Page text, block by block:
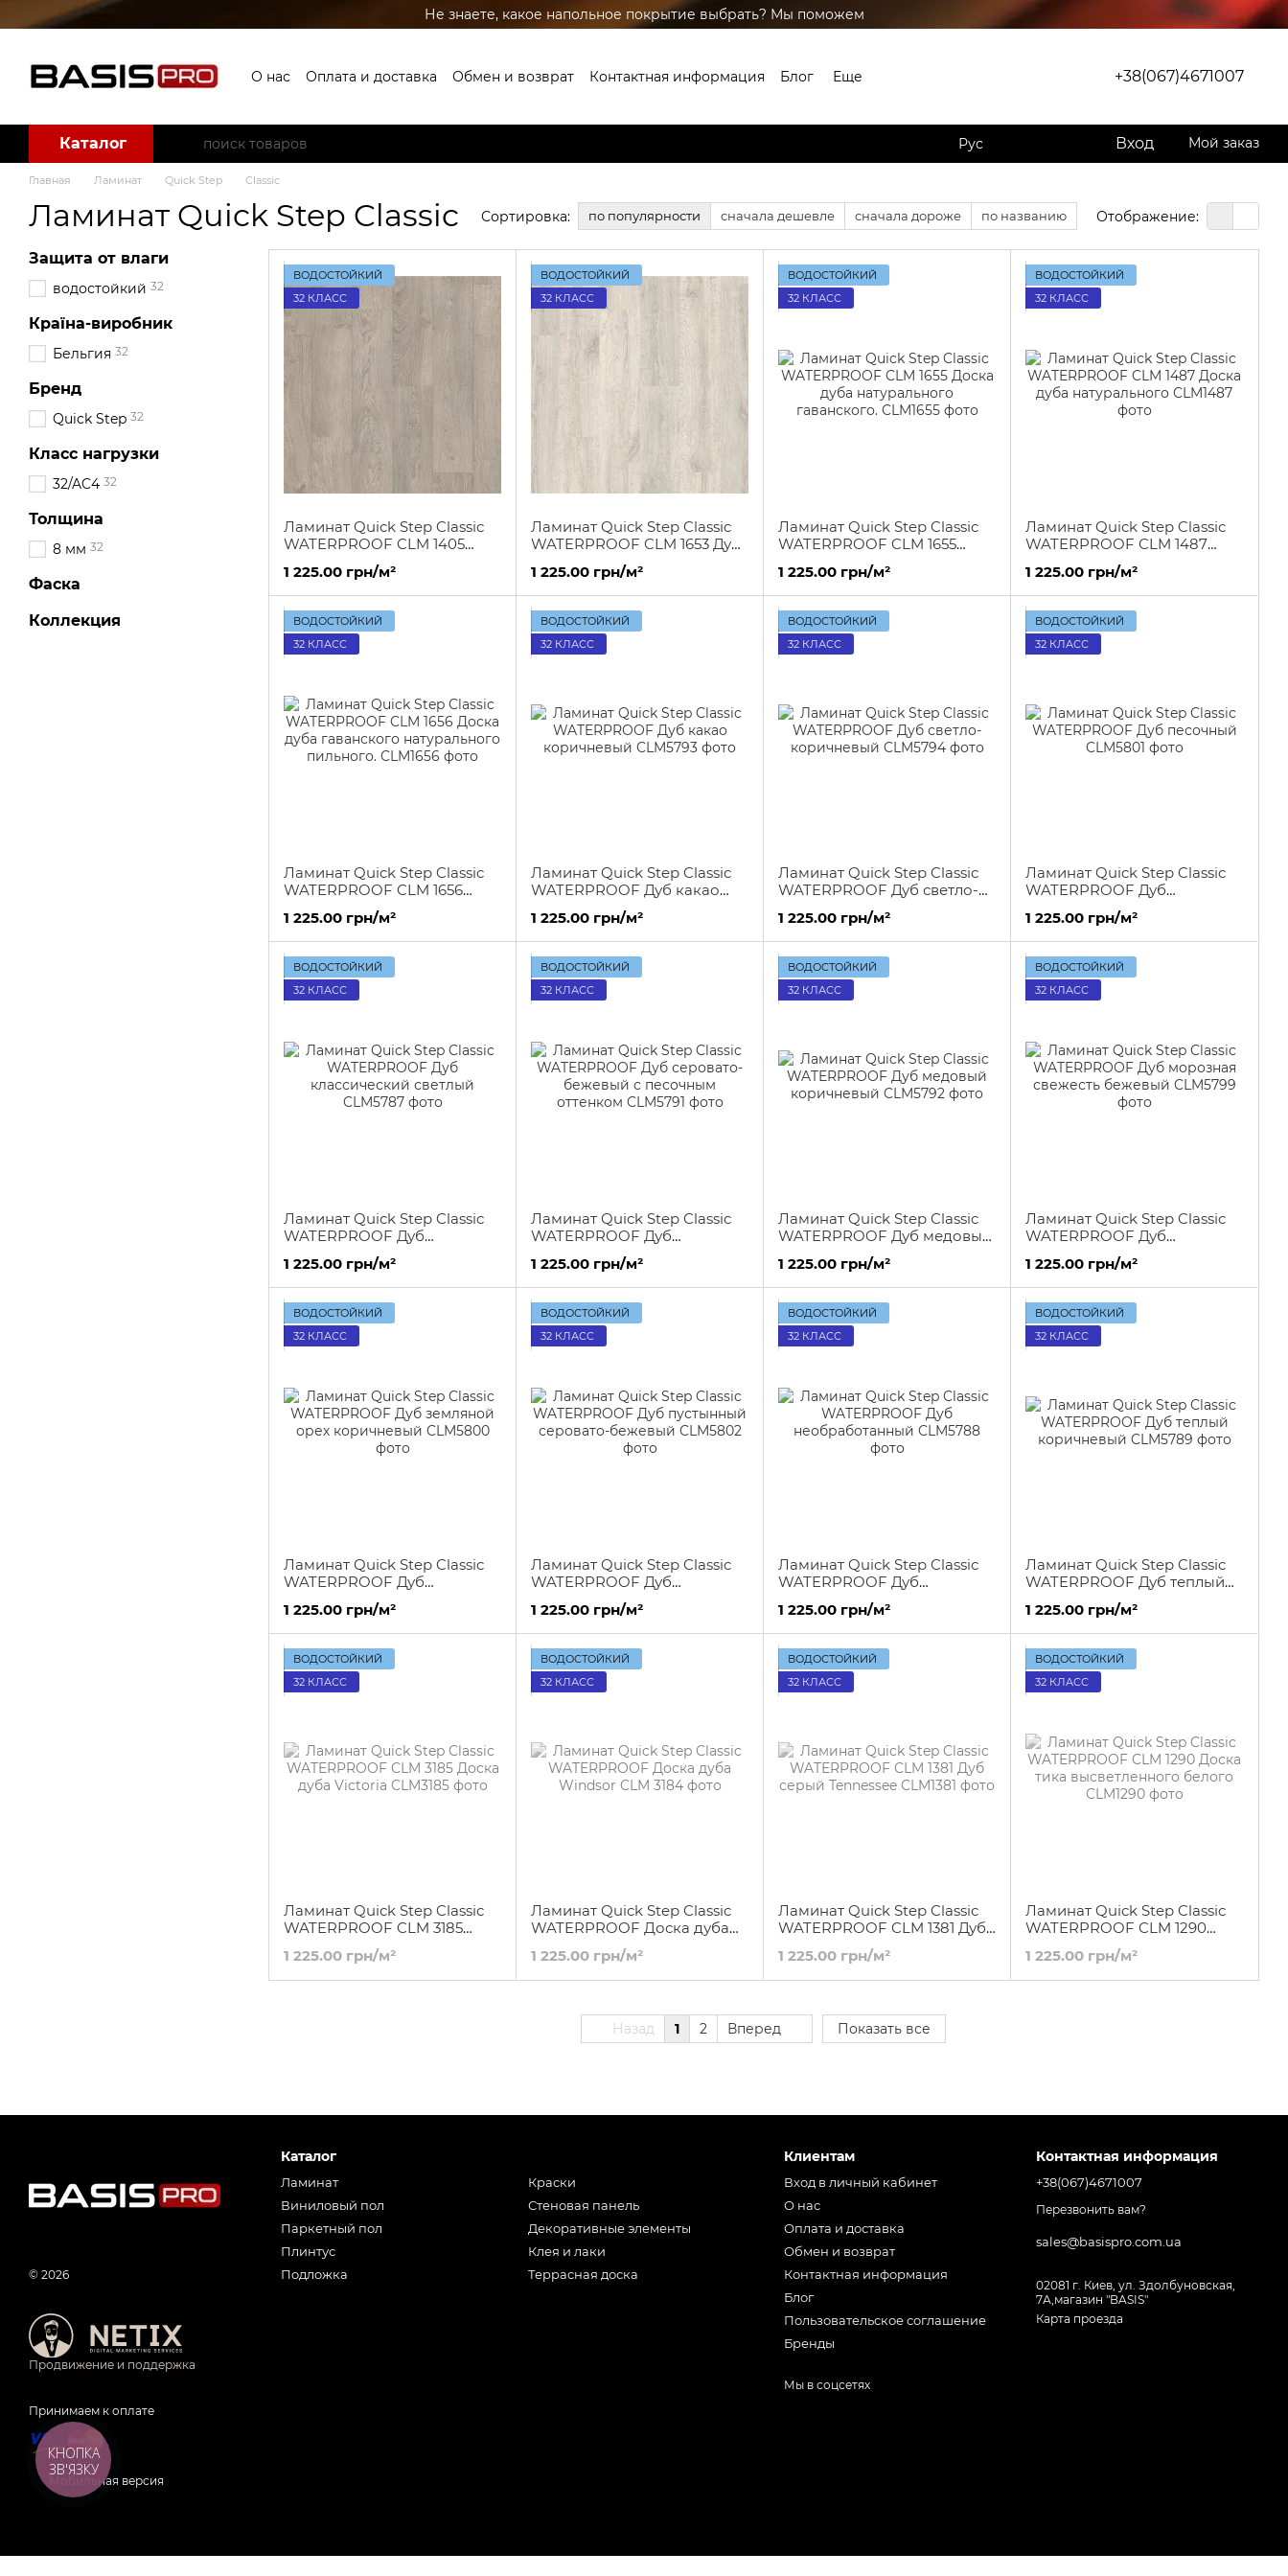
Перейти к основному контенту Не знаете, какое напольное покрытие выбрать? Мы поможем
О нас Оплата и доставка Обмен и возврат Контактная информация Блог Еще +38(067)4671007
Каталог Рус Вход Мой заказ
Главная Ламинат Quick Step Classic
Ламинат Quick Step Classic Сортировка: по популярности сначала дешевле сначала дороже по названию Отображение:
ВОДОСТОЙКИЙ
32 КЛАСС
Ламинат Quick Step Classic
WATERPROOF CLM 1405
Доска дуба старого светло-
серого
1 225.00 грн/м²
ВОДОСТОЙКИЙ
32 КЛАСС
Ламинат Quick Step Classic
WATERPROOF CLM 1653 Дуб
реставрированный белая
патина
1 225.00 грн/м²
ВОДОСТОЙКИЙ
32 КЛАСС
Ламинат Quick Step Classic
WATERPROOF CLM 1655
Доска дуба натурального
гаванского.
1 225.00 грн/м²
ВОДОСТОЙКИЙ
32 КЛАСС
Ламинат Quick Step Classic
WATERPROOF CLM 1487
Доска дуба натурального
1 225.00 грн/м²
ВОДОСТОЙКИЙ
32 КЛАСС
Ламинат Quick Step Classic
WATERPROOF CLM 1656
Доска дуба гаванского
натурального пильного.
1 225.00 грн/м²
ВОДОСТОЙКИЙ
32 КЛАСС
Ламинат Quick Step Classic
WATERPROOF Дуб какао
коричневый
1 225.00 грн/м²
ВОДОСТОЙКИЙ
32 КЛАСС
Ламинат Quick Step Classic
WATERPROOF Дуб светло-
коричневый
1 225.00 грн/м²
ВОДОСТОЙКИЙ
32 КЛАСС
Ламинат Quick Step Classic
WATERPROOF Дуб
1 225.00 грн/м²
ВОДОСТОЙКИЙ
32 КЛАСС
Ламинат Quick Step Classic
WATERPROOF Дуб
классический светлый
1 225.00 грн/м²
ВОДОСТОЙКИЙ
32 КЛАСС
Ламинат Quick Step Classic
WATERPROOF Дуб
серовато-бежевый с
песочным оттенком
1 225.00 грн/м²
ВОДОСТОЙКИЙ
32 КЛАСС
Ламинат Quick Step Classic
WATERPROOF Дуб медовый
коричневый
1 225.00 грн/м²
ВОДОСТОЙКИЙ
32 КЛАСС
Ламинат Quick Step Classic
WATERPROOF Дуб
морозная свежесть бежевый
1 225.00 грн/м²
ВОДОСТОЙКИЙ
32 КЛАСС
Ламинат Quick Step Classic
WATERPROOF Дуб
земляной орех коричневый
1 225.00 грн/м²
ВОДОСТОЙКИЙ
32 КЛАСС
Ламинат Quick Step Classic
WATERPROOF Дуб
пустынный серовато-
бежевый
1 225.00 грн/м²
ВОДОСТОЙКИЙ
32 КЛАСС
Ламинат Quick Step Classic
WATERPROOF Дуб
необработанный
1 225.00 грн/м²
ВОДОСТОЙКИЙ
32 КЛАСС
Ламинат Quick Step Classic
WATERPROOF Дуб теплый
коричневый
1 225.00 грн/м²
ВОДОСТОЙКИЙ
32 КЛАСС
Ламинат Quick Step Classic
WATERPROOF CLM 3185
Доска дуба Victoria
1 225.00 грн/м²
ВОДОСТОЙКИЙ
32 КЛАСС
Ламинат Quick Step Classic
WATERPROOF Доска дуба
1 225.00 грн/м²
ВОДОСТОЙКИЙ
32 КЛАСС
Ламинат Quick Step Classic
WATERPROOF CLM 1381 Дуб
серый Tennessee
1 225.00 грн/м²
ВОДОСТОЙКИЙ
32 КЛАСС
Ламинат Quick Step Classic
WATERPROOF CLM 1290
Доска тика высветленного
белого
1 225.00 грн/м²
Назад 1 2 Вперед Показать все
Защита от влаги
водостойкий 32
Країна-виробник
Бельгия 32
Бренд
Quick Step 32
Класс нагрузки
32/AC4 32
Толщина
8 мм 32
Фаска
Коллекция
© 2026
Продвижение и поддержка
Принимаем к оплате
Мобильная версия
Каталог
Ламинат
Виниловый пол
Паркетный пол
Плинтус
Подложка
Краски
Стеновая панель
Декоративные элементы
Клея и лаки
Террасная доска
Клиентам
Вход в личный кабинет
О нас
Оплата и доставка
Обмен и возврат
Контактная информация
Блог
Пользовательское соглашение
Бренды
Мы в соцсетях
Контактная информация
+38(067)4671007
Перезвонить вам?
sales@basispro.com.ua
02081 г. Киев, ул. Здолбуновская,
7А,магазин "BASIS"
Карта проезда
КНОПКА
ЗВ'ЯЗКУ